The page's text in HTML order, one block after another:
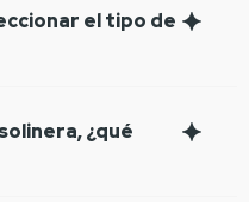
el tipo de
¿qué